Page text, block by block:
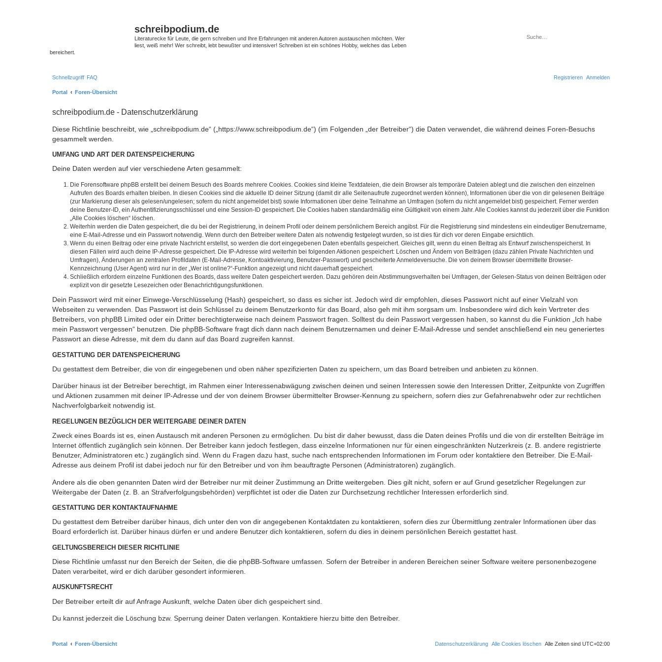
schreibpodium.de
Literaturecke für Leute, die gern schreiben und Ihre Erfahrungen mit anderen Autoren austauschen möchten. Wer
liest, weiß mehr! Wer schreibt, lebt bewußter und intensiver! Schreiben ist ein schönes Hobby, welches das Leben
bereichert.
Schnellzugriff FAQ Anmelden
Registrieren
Portal Foren-Übersicht
schreibpodium.de - Datenschutzerklärung
Diese Richtlinie beschreibt, wie „schreibpodium.de“ („https://www.schreibpodium.de“) (im Folgenden „der Betreiber“) die Daten verwendet, die während deines Foren-Besuchs
gesammelt werden.
UMFANG UND ART DER DATENSPEICHERUNG
Deine Daten werden auf vier verschiedene Arten gesammelt:
Die Forensoftware phpBB erstellt bei deinem Besuch des Boards mehrere Cookies. Cookies sind kleine Textdateien, die dein Browser als temporäre Dateien ablegt und die zwischen den einzelnen
Aufrufen des Boards erhalten bleiben. In diesen Cookies sind die aktuelle ID deiner Sitzung (damit dir alle Seitenaufrufe zugeordnet werden können), Informationen über die von dir gelesenen Beiträge
(zur Markierung dieser als gelesen/ungelesen; sofern du nicht angemeldet bist) sowie Informationen über deine Teilnahme an Umfragen (sofern du nicht angemeldet bist) gespeichert. Ferner werden
deine Benutzer-ID, ein Authentifizierungsschlüssel und eine Session-ID gespeichert. Die Cookies haben standardmäßig eine Gültigkeit von einem Jahr. Alle Cookies kannst du jederzeit über die Funktion
„Alle Cookies löschen“ löschen.
Weiterhin werden die Daten gespeichert, die du bei der Registrierung, in deinem Profil oder deinem persönlichem Bereich angibst. Für die Registrierung sind mindestens ein eindeutiger Benutzername,
eine E-Mail-Adresse und ein Passwort notwendig. Wenn durch den Betreiber weitere Daten als notwendig festgelegt wurden, so ist dies für dich vor deren Eingabe ersichtlich.
Wenn du einen Beitrag oder eine private Nachricht erstellst, so werden die dort eingegebenen Daten ebenfalls gespeichert. Gleiches gilt, wenn du einen Beitrag als Entwurf zwischenspeicherst. In
diesen Fällen wird auch deine IP-Adresse gespeichert. Die IP-Adresse wird weiterhin bei folgenden Aktionen gespeichert: Löschen und Ändern von Beiträgen (dazu zählen Private Nachrichten und
Umfragen), Änderungen an zentralen Profildaten (E-Mail-Adresse, Kontoaktivierung, Benutzer-Passwort) und gescheiterte Anmeldeversuche. Die von deinem Browser übermittelte Browser-
Kennzeichnung (User Agent) wird nur in der „Wer ist online?“-Funktion angezeigt und nicht dauerhaft gespeichert.
Schließlich erfordern einzelne Funktionen des Boards, dass weitere Daten gespeichert werden. Dazu gehören dein Abstimmungsverhalten bei Umfragen, der Gelesen-Status von deinen Beiträgen oder
explizit von dir gesetzte Lesezeichen oder Benachrichtigungsfunktionen.
Dein Passwort wird mit einer Einwege-Verschlüsselung (Hash) gespeichert, so dass es sicher ist. Jedoch wird dir empfohlen, dieses Passwort nicht auf einer Vielzahl von
Webseiten zu verwenden. Das Passwort ist dein Schlüssel zu deinem Benutzerkonto für das Board, also geh mit ihm sorgsam um. Insbesondere wird dich kein Vertreter des
Betreibers, von phpBB Limited oder ein Dritter berechtigterweise nach deinem Passwort fragen. Solltest du dein Passwort vergessen haben, so kannst du die Funktion „Ich habe
mein Passwort vergessen“ benutzen. Die phpBB-Software fragt dich dann nach deinem Benutzernamen und deiner E-Mail-Adresse und sendet anschließend ein neu generiertes
Passwort an diese Adresse, mit dem du dann auf das Board zugreifen kannst.
GESTATTUNG DER DATENSPEICHERUNG
Du gestattest dem Betreiber, die von dir eingegebenen und oben näher spezifizierten Daten zu speichern, um das Board betreiben und anbieten zu können.
Darüber hinaus ist der Betreiber berechtigt, im Rahmen einer Interessenabwägung zwischen deinen und seinen Interessen sowie den Interessen Dritter, Zeitpunkte von Zugriffen
und Aktionen zusammen mit deiner IP-Adresse und der von deinem Browser übermittelter Browser-Kennung zu speichern, sofern dies zur Gefahrenabwehr oder zur rechtlichen
Nachverfolgbarkeit notwendig ist.
REGELUNGEN BEZÜGLICH DER WEITERGABE DEINER DATEN
Zweck eines Boards ist es, einen Austausch mit anderen Personen zu ermöglichen. Du bist dir daher bewusst, dass die Daten deines Profils und die von dir erstellten Beiträge im
Internet öffentlich zugänglich sein können. Der Betreiber kann jedoch festlegen, dass einzelne Informationen nur für einen eingeschränkten Nutzerkreis (z. B. andere registrierte
Benutzer, Administratoren etc.) zugänglich sind. Wenn du Fragen dazu hast, suche nach entsprechenden Informationen im Forum oder kontaktiere den Betreiber. Die E-Mail-
Adresse aus deinem Profil ist dabei jedoch nur für den Betreiber und von ihm beauftragte Personen (Administratoren) zugänglich.
Andere als die oben genannten Daten wird der Betreiber nur mit deiner Zustimmung an Dritte weitergeben. Dies gilt nicht, sofern er auf Grund gesetzlicher Regelungen zur
Weitergabe der Daten (z. B. an Strafverfolgungsbehörden) verpflichtet ist oder die Daten zur Durchsetzung rechtlicher Interessen erforderlich sind.
GESTATTUNG DER KONTAKTAUFNAHME
Du gestattest dem Betreiber darüber hinaus, dich unter den von dir angegebenen Kontaktdaten zu kontaktieren, sofern dies zur Übermittlung zentraler Informationen über das
Board erforderlich ist. Darüber hinaus dürfen er und andere Benutzer dich kontaktieren, sofern du dies in deinem persönlichen Bereich gestattet hast.
GELTUNGSBEREICH DIESER RICHTLINIE
Diese Richtlinie umfasst nur den Bereich der Seiten, die die phpBB-Software umfassen. Sofern der Betreiber in anderen Bereichen seiner Software weitere personenbezogene
Daten verarbeitet, wird er dich darüber gesondert informieren.
AUSKUNFTSRECHT
Der Betreiber erteilt dir auf Anfrage Auskunft, welche Daten über dich gespeichert sind.
Du kannst jederzeit die Löschung bzw. Sperrung deiner Daten verlangen. Kontaktiere hierzu bitte den Betreiber.
Portal Foren-Übersicht Alle Zeiten sind UTC+02:00
Alle Cookies löschen
Datenschutzerklärung